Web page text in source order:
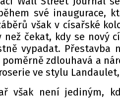
své inaugurace,
však v císařské
než čekat, kdy se nový
vypadat. Přestavba
zdlouhavá a
ve stylu
však není jediným,